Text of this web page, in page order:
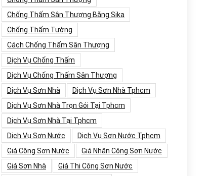
Chống Thấm Sân Thượng Bằng Sika
Chống Thấm Tường
Cách Chống Thấm Sân Thượng
Dịch Vụ Chống Thấm
Dịch Vụ Chống Thấm Sân Thượng
Dịch Vụ Sơn Nhà
Dịch Vụ Sơn Nhà Tphcm
Dịch Vụ Sơn Nhà Trọn Gói Tại Tphcm
Dịch Vụ Sơn Nhà Tại Tphcm
Dịch Vụ Sơn Nước
Dịch Vụ Sơn Nước Tphcm
Giá Công Sơn Nước
Giá Nhân Công Sơn Nước
Giá Sơn Nhà
Giá Thi Công Sơn Nước